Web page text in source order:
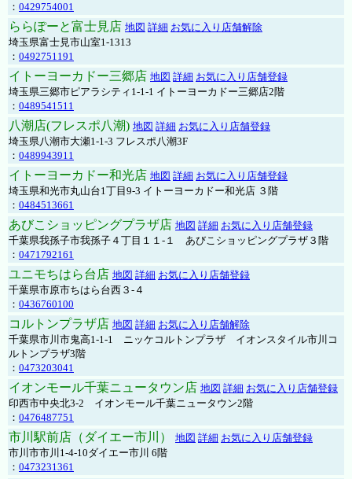
： 0429754001
ららぽーと富士見店 地図 詳細 お気に入り店舗解除
埼玉県富士見市山室1-1313
： 0492751191
イトーヨーカドー三郷店 地図 詳細 お気に入り店舗登録
埼玉県三郷市ピアラシティ1-1-1 イトーヨーカドー三郷店2階
： 0489541511
八潮店(フレスポ八潮) 地図 詳細 お気に入り店舗登録
埼玉県八潮市大瀬1-1-3 フレスポ八潮3F
： 0489943911
イトーヨーカドー和光店 地図 詳細 お気に入り店舗登録
埼玉県和光市丸山台1丁目9-3 イトーヨーカドー和光店 ３階
： 0484513661
あびこショッピングプラザ店 地図 詳細 お気に入り店舗登録
千葉県我孫子市我孫子４丁目１１-１ あびこショッピングプラザ３階
： 0471792161
ユニモちはら台店 地図 詳細 お気に入り店舗登録
千葉県市原市ちはら台西３-４
： 0436760100
コルトンプラザ店 地図 詳細 お気に入り店舗解除
千葉県市川市鬼高1-1-1 ニッケコルトンプラザ イオンスタイル市川コ
ルトンプラザ3階
： 0473203041
イオンモール千葉ニュータウン店 地図 詳細 お気に入り店舗登録
印西市中央北3-2 イオンモール千葉ニュータウン2階
： 0476487751
市川駅前店（ダイエー市川） 地図 詳細 お気に入り店舗登録
市川市市川1-4-10ダイエー市川 6階
： 0473231361